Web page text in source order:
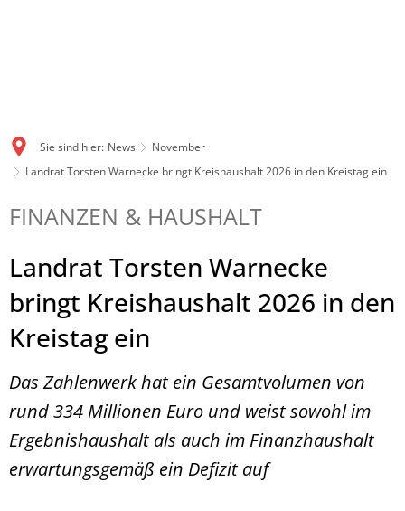
Sie sind hier: News
November
Landrat Torsten Warnecke bringt Kreishaushalt 2026 in den Kreistag ein
FINANZEN & HAUSHALT
Landrat Torsten Warnecke
bringt Kreishaushalt 2026 in den
Kreistag ein
Das Zahlenwerk hat ein Gesamtvolumen von
rund 334 Millionen Euro und weist sowohl im
Ergebnishaushalt als auch im Finanzhaushalt
erwartungsgemäß ein Defizit auf